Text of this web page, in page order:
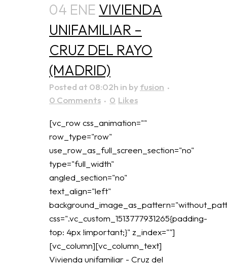
04 ENE VIVIENDA
UNIFAMILIAR –
CRUZ DEL RAYO
(MADRID)
Posted at 08:02h in byfusion
0 Comments
0 Likes
[vc_row css_animation=""
row_type="row"
use_row_as_full_screen_section="no"
type="full_width"
angled_section="no"
text_align="left"
css=".vc_custom_1513777931265{padding-
top: 4px !important;}" z_index=""]
[vc_column][vc_column_text]
Vivienda unifamiliar - Cruz del